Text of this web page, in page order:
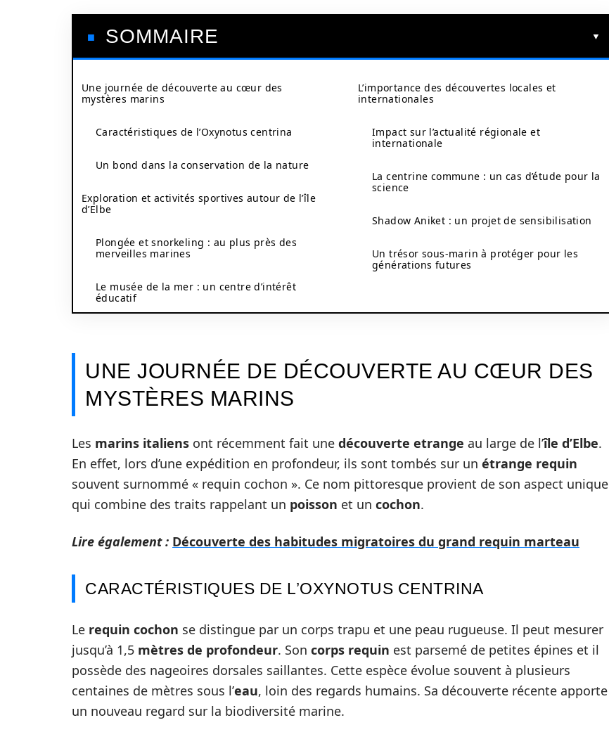
SOMMAIRE
Une journée de découverte au cœur des
mystères marins
Caractéristiques de l’Oxynotus centrina
Un bond dans la conservation de la nature
Exploration et activités sportives autour de l’île
d’Elbe
Plongée et snorkeling : au plus près des
merveilles marines
Le musée de la mer : un centre d’intérêt
éducatif
L’importance des découvertes locales et
internationales
Impact sur l’actualité régionale et
internationale
La centrine commune : un cas d’étude pour la
science
Shadow Aniket : un projet de sensibilisation
Un trésor sous-marin à protéger pour les
générations futures
UNE JOURNÉE DE DÉCOUVERTE AU CŒUR DES
MYSTÈRES MARINS
Les marins italiens ont récemment fait une découverte etrange au large de l’île d’Elbe.
En effet, lors d’une expédition en profondeur, ils sont tombés sur un étrange requin
souvent surnommé « requin cochon ». Ce nom pittoresque provient de son aspect unique
qui combine des traits rappelant un poisson et un cochon.
Lire également : Découverte des habitudes migratoires du grand requin marteau
CARACTÉRISTIQUES DE L’OXYNOTUS CENTRINA
Le requin cochon se distingue par un corps trapu et une peau rugueuse. Il peut mesurer
jusqu’à 1,5 mètres de profondeur. Son corps requin est parsemé de petites épines et il
possède des nageoires dorsales saillantes. Cette espèce évolue souvent à plusieurs
centaines de mètres sous l’eau, loin des regards humains. Sa découverte récente apporte
un nouveau regard sur la biodiversité marine.